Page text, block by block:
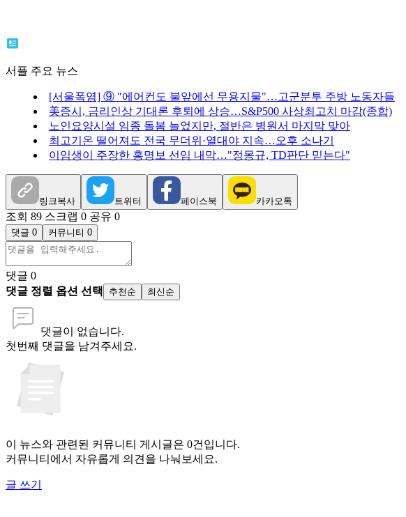
서플 주요 뉴스
[서울폭염] ⑨ "에어컨도 불앞에선 무용지물"…고군분투 주방 노동자들
美증시, 금리인상 기대론 후퇴에 상승…S&P500 사상최고치 마감(종합)
노인요양시설 임종 돌봄 늘었지만, 절반은 병원서 마지막 맞아
최고기온 떨어져도 전국 무더위·열대야 지속…오후 소나기
이임생이 주장한 홍명보 선임 내막…"정몽규, TD판단 믿는다"
링크복사 트위터 페이스북 카카오톡
조회 89 스크랩 0 공유 0
댓글 0 커뮤니티 0
댓글 0
댓글 정렬 옵션 선택
추천순 최신순
댓글이 없습니다.
첫번째 댓글을 남겨주세요.
이 뉴스와 관련된 커뮤니티 게시글은 0건입니다.
커뮤니티에서 자유롭게 의견을 나눠보세요.
글 쓰기